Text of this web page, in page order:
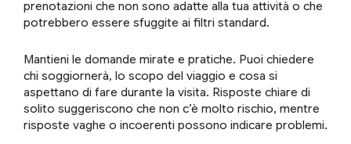
prenotazioni che non sono adatte alla tua attività o che
potrebbero essere sfuggite ai filtri standard.
Mantieni le domande mirate e pratiche. Puoi chiedere
chi soggiornerà, lo scopo del viaggio e cosa si
aspettano di fare durante la visita. Risposte chiare di
solito suggeriscono che non c’è molto rischio, mentre
risposte vaghe o incoerenti possono indicare problemi.